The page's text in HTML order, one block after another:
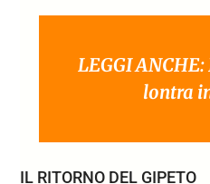
LEGGI
lontra
IL RITORNO DEL GIPETO